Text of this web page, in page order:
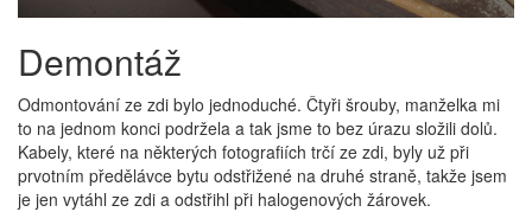
Demontáž
Odmontování ze zdi bylo jednoduché. Čtyři šrouby, manželka mi
to na jednom konci podržela a tak jsme to bez úrazu složili dolů.
Kabely, které na některých fotografiích trčí ze zdi, byly už při
prvotním předělávce bytu odstřižené na druhé straně, takže jsem
je jen vytáhl ze zdi a odstřihl při halogenových žárovek.